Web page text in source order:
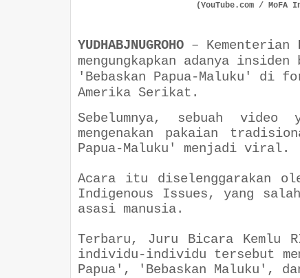
(YouTube.com / MoFA
YUDHABJNUGROHO –
mengungkapkan adanya
'Bebaskan Papua-Maluku' di
Amerika Serikat.
Sebelumnya, sebuah video
mengenakan pakaian
Papua-Maluku' menjadi viral.
Acara itu diselenggarakan
Indigenous Issues, yang salah
asasi manusia.
Terbaru, Juru Bicara Kemlu
individu-individu tersebut
Papua', 'Bebaskan Maluku',